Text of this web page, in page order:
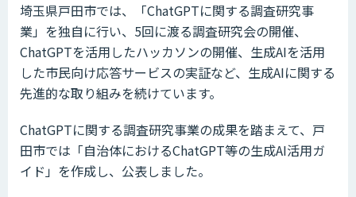
埼玉県戸田市では、「ChatGPTに関する調査研究事
業」を独自に行い、5回に渡る調査研究会の開催、
ChatGPTを活用したハッカソンの開催、生成AIを活用
した市民向け応答サービスの実証など、生成AIに関する
先進的な取り組みを続けています。
ChatGPTに関する調査研究事業の成果を踏まえて、戸
田市では「自治体におけるChatGPT等の生成AI活用ガ
イド」を作成し、公表しました。